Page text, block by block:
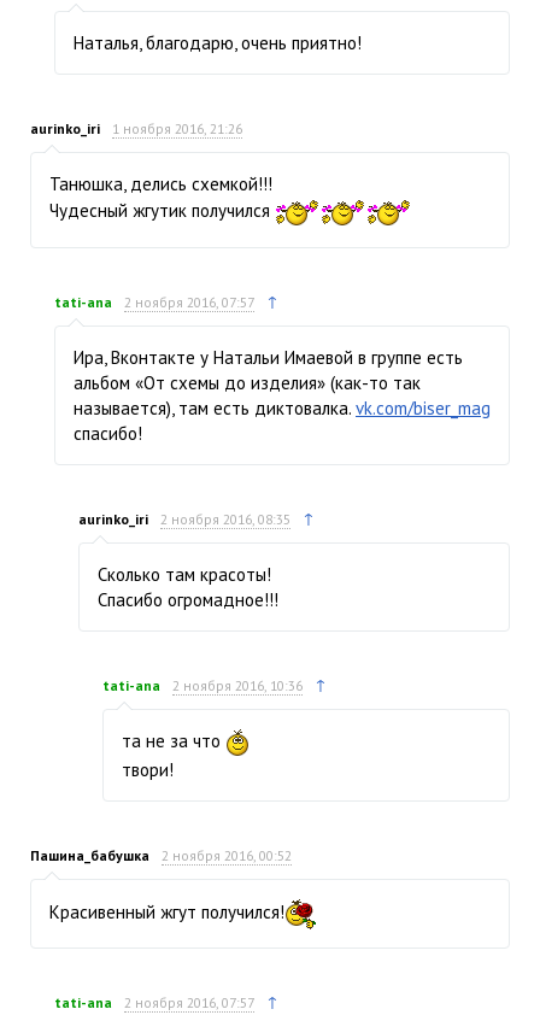
Наталья, благодарю, очень приятно!
aurinko_iri 1 ноября 2016, 21:26
Танюшка, делись схемкой!!!
Чудесный жгутик получился
tati-ana 2 ноября 2016, 07:57 ↑
Ира, Вконтакте у Натальи Имаевой в группе есть
альбом «От схемы до изделия» (как-то так
называется), там есть диктовалка. vk.com/biser_mag
спасибо!
aurinko_iri 2 ноября 2016, 08:35 ↑
Сколько там красоты!
Спасибо огромадное!!!
tati-ana 2 ноября 2016, 10:36 ↑
та не за что
твори!
Пашина_бабушка 2 ноября 2016, 00:52
Красивенный жгут получился!
tati-ana 2 ноября 2016, 07:57 ↑